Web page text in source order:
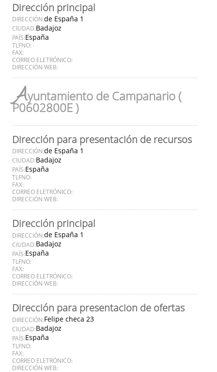
Dirección principal
DIRECCIÓN:de España 1
CIUDAD:Badajoz
PAÍS:España
TLFNO:
FAX:
CORREO ELETRÓNICO:
DIRECCIÓN WEB:
Ayuntamiento de Campanario (
P0602800E )
Dirección para presentación de recursos
DIRECCIÓN:de España 1
CIUDAD:Badajoz
PAÍS:España
TLFNO:
FAX:
CORREO ELETRÓNICO:
DIRECCIÓN WEB:
Dirección principal
DIRECCIÓN:de España 1
CIUDAD:Badajoz
PAÍS:España
TLFNO:
FAX:
CORREO ELETRÓNICO:
DIRECCIÓN WEB:
Dirección para presentacion de ofertas
DIRECCIÓN:Felipe checa 23
CIUDAD:Badajoz
PAÍS:España
TLFNO:
FAX:
CORREO ELETRÓNICO:
DIRECCIÓN WEB: